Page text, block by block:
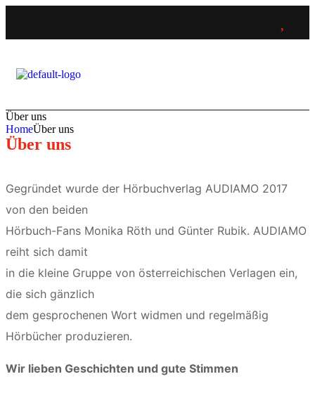
Über uns
HomeÜber uns
Über uns
Gegründet wurde der Hörbuchverlag AUDIAMO 2017
von den beiden
Hörbuch-Fans Monika Röth und Günter Rubik. AUDIAMO
reiht sich damit
in die kleine Gruppe von österreichischen Verlagen ein,
die sich gänzlich
dem gesprochenen Wort widmen und regelmäßig
Hörbücher produzieren.
Wir lieben Geschichten und gute Stimmen